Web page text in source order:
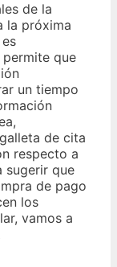
de la
la próxima
que
un tiempo
de cita
respecto a
sugerir que
de pago
los
vamos a